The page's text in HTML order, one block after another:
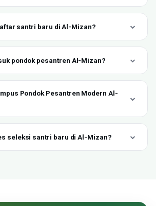
santri baru di Al-Mizan?
pondok pesantren Al-Mizan?
Pondok Pesantren Modern Al-
seleksi santri baru di Al-Mizan?